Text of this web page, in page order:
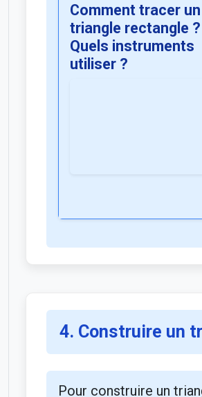
Comment tracer un
triangle rectangle ?
Quels instruments
utiliser ?
4. Construire un
Pour construire un